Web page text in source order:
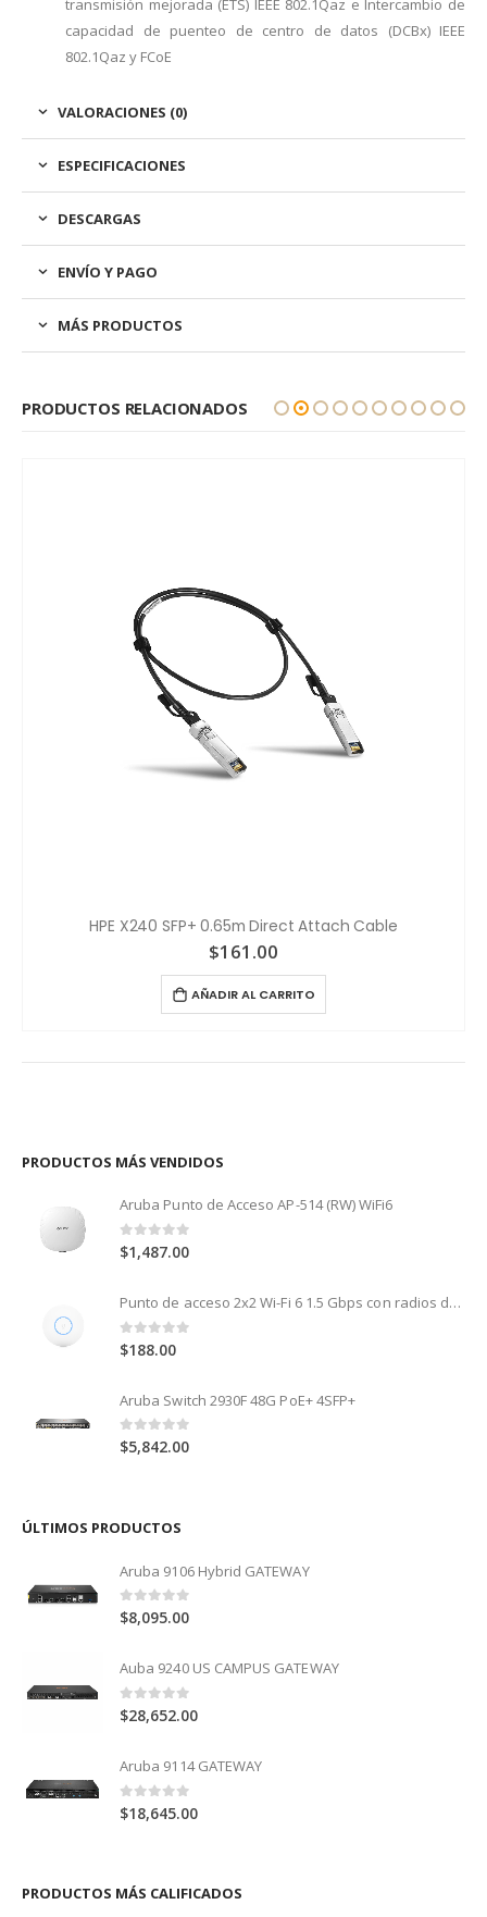
capacidad de puenteo de centro de datos (DCBx) IEEE
802.1Qaz y FCoE
VALORACIONES (0)
ESPECIFICACIONES
DESCARGAS
ENVÍO Y PAGO
MÁS PRODUCTOS
PRODUCTOS RELACIONADOS
HPE X240 SFP+ 0.65m Direct Attach Cable
$161.00
AÑADIR AL CARRITO
PRODUCTOS MÁS VENDIDOS
Aruba Punto de Acceso AP-514 (RW) WiFi6
0out of 5
$1,487.00
Punto de acceso 2x2 Wi-Fi 6 1.5 Gbps con radios de 5 GHz (MU-MIMO y OFDMA) y 2.4 GHz (MIMO)
0 out of 5
$188.00
Aruba Switch 2930F 48G PoE+ 4SFP+
0out of 5
$5,842.00
ÚLTIMOS PRODUCTOS
Aruba 9106 Hybrid GATEWAY
0out of 5
$8,095.00
Auba 9240 US CAMPUS GATEWAY
0out of 5
$28,652.00
Aruba 9114 GATEWAY
0 out of 5
$18,645.00
PRODUCTOS MÁS CALIFICADOS